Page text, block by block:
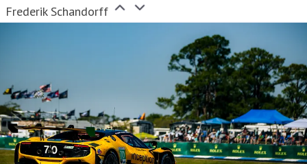
Frederik Schandorff